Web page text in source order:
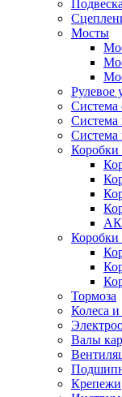
Подвеска
Мосты
Рулевое
Система
Система
Система
Коробки
Коробки
Тормоза
Колеса
Валы
Крепежи